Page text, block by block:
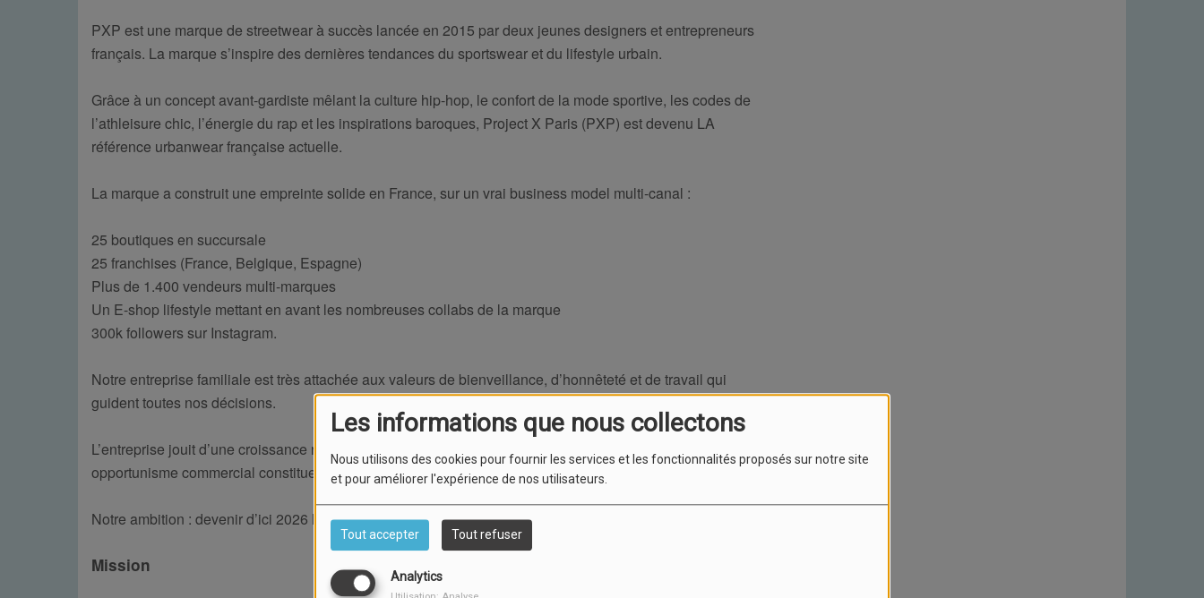
Les informations que nous collectons
Nous utilisons des cookies pour fournir les services et les fonctionnalités proposés sur notre site
et pour améliorer l'expérience de nos utilisateurs.
Tout accepter Tout refuser
Analytics
PXP est une marque de streetwear à succès lancée en 2015 par deux jeunes designers et entrepreneurs
français. La marque s’inspire des dernières tendances du sportswear et du lifestyle urbain.
Grâce à un concept avant-gardiste mêlant la culture hip-hop, le confort de la mode sportive, les codes de
l’athleisure chic, l’énergie du rap et les inspirations baroques, Project X Paris (PXP) est devenu LA
référence urbanwear française actuelle.
La marque a construit une empreinte solide en France, sur un vrai business model multi-canal :
25 boutiques en succursale
25 franchises (France, Belgique, Espagne)
Plus de 1.400 vendeurs multi-marques
Un E-shop lifestyle mettant en avant les nombreuses collabs de la marque
300k followers sur Instagram.
Notre entreprise familiale est très attachée aux valeurs de bienveillance, d’honnêteté et de travail qui
guident toutes nos décisions.
L’entreprise jouit d’une croissance rapide et fonctionne en mode start-up : agilité, réactivité, créativité et
opportunisme commercial constituent notre quotidien.
Notre ambition : devenir d’ici 2026 le leader Européen du streetwear premium.
Mission